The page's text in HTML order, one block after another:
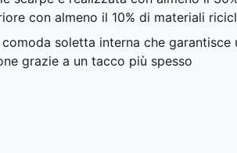
con almeno il 10% di materiali
comoda soletta interna che garantisce
grazie a un tacco più spesso